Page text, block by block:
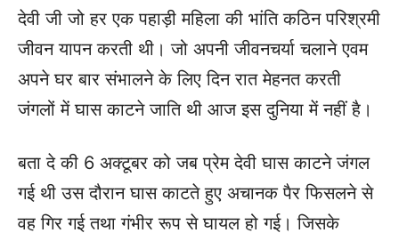
देवी जी जो हर एक पहाड़ी महिला की भांति कठिन परिश्रमी
जीवन यापन करती थी। जो अपनी जीवनचर्या चलाने एवम
अपने घर बार संभालने के लिए दिन रात मेहनत करती
जंगलों में घास काटने जाति थी आज इस दुनिया में नहीं है।
बता दे की 6 अक्टूबर को जब प्रेम देवी घास काटने जंगल
गई थी उस दौरान घास काटते हुए अचानक पैर फिसलने से
वह गिर गई तथा गंभीर रूप से घायल हो गई। जिसके